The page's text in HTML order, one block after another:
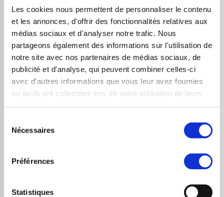
Les cookies nous permettent de personnaliser le contenu
et les annonces, d'offrir des fonctionnalités relatives aux
médias sociaux et d'analyser notre trafic. Nous
partageons également des informations sur l'utilisation de
notre site avec nos partenaires de médias sociaux, de
publicité et d'analyse, qui peuvent combiner celles-ci
avec d'autres informations que vous leur avez fournies
ou qu'ils ont collectées lors de votre utilisation de leurs
Nécessaires
Préférences
Statistiques
réguliers.
Ils peuvent aussi affecter la valeur des actions. Les
investisseurs considèrent souvent les dividendes
comme un signe de confiance de la part de l’entreprise
et cela peut augmenter la demande pour les actions de
l’entreprise. Cela peut également faire augmenter le
un prix plus élevé pour recevoir des dividendes
réguliers. Cependant, les entreprises qui réduisent ou
suppriment leurs dividendes peuvent être perçues
négativement par les investisseurs, ce qui peut faire
baisser le cours de l’action.